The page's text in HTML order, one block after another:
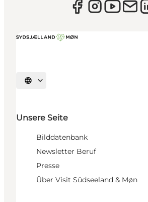
Sprache auswählen
Unsere Seite
Bilddatenbank
Newsletter Beruf
Presse
Über Visit Südseeland & Møn